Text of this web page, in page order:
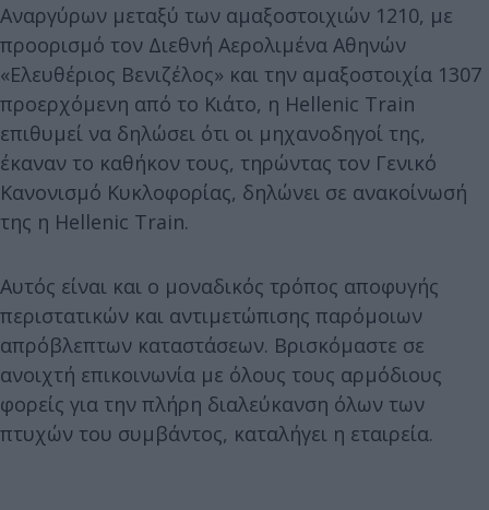
Αναργύρων μεταξύ των αμαξοστοιχιών 1210, με
προορισμό τον Διεθνή Αερολιμένα Αθηνών
«Ελευθέριος Βενιζέλος» και την αμαξοστοιχία 1307
προερχόμενη από το Κιάτο, η Hellenic Train
επιθυμεί να δηλώσει ότι οι μηχανοδηγοί της,
έκαναν το καθήκον τους, τηρώντας τον Γενικό
Κανονισμό Κυκλοφορίας, δηλώνει σε ανακοίνωσή
της η Hellenic Train.
Αυτός είναι και ο μοναδικός τρόπος αποφυγής
περιστατικών και αντιμετώπισης παρόμοιων
απρόβλεπτων καταστάσεων. Βρισκόμαστε σε
ανοιχτή επικοινωνία με όλους τους αρμόδιους
φορείς για την πλήρη διαλεύκανση όλων των
πτυχών του συμβάντος, καταλήγει η εταιρεία.